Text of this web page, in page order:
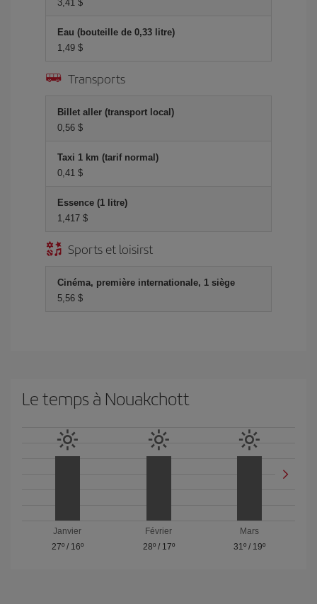
3,41 $
Eau (bouteille de 0,33 litre)
1,49 $
Transports
Billet aller (transport local)
0,56 $
Taxi 1 km (tarif normal)
0,41 $
Essence (1 litre)
1,417 $
Sports et loisirst
Cinéma, première internationale, 1 siège
5,56 $
Le temps à Nouakchott
Janvier
27º/ 16º
Février
28º/ 17º
Mars
31º / 19º